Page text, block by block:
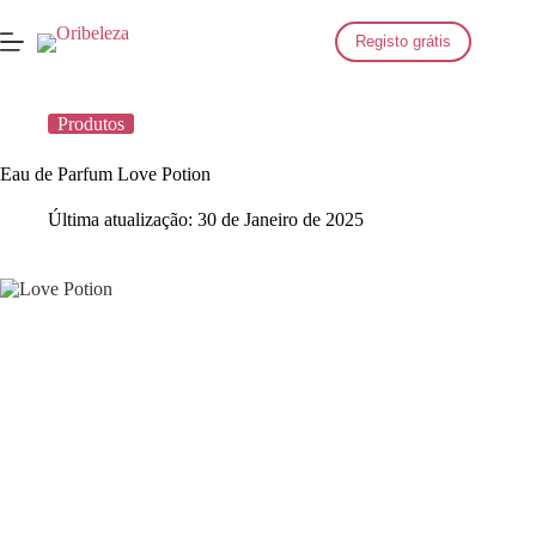
para
o
Registo grátis
Produtos
Eau de Parfum Love Potion
Última atualização: 30 de Janeiro de 2025